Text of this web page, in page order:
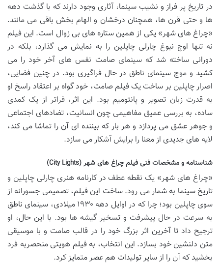
در تاریخ پر فراز و نشیب سینما، آثاری وجود دارند که با گذشت دهه
ها و حتی قرن ها، همچنان درخشان و الهام بخش باقی می مانند.
«چراغ های شهر» یکی از همین ستاره های بی زوال است. این فیلم
نه تنها اوج نبوغ چارلی چاپلین را به نمایش می گذارد، بلکه در
دورانی ساخته شد که سینمای صامت نفس های آخر خود را می
کشید و موج سینمای ناطق در حال فراگیری بود. در چنین فضایی،
اصرار چاپلین بر ساخت یک فیلم صامت، خود گواه بر اعتقاد راسخ او
به قدرت زبان تصویر و پانتومیم بود. این اثر، فراتر از یک کمدی
ساده، به بررسی عمیق مفاهیمی چون انسانیت، تضادهای اجتماعی
و جوهر عشق می پردازد و هر بار که بیننده ای آن را تماشا می کند،
لایه های جدیدی از معنا را برایش آشکار می سازد.
شناسنامه و مشخصات فنی فیلم چراغ های شهر (City Lights)
«چراغ های شهر» یک نقطه عطف در کارنامه هنری چارلی چاپلین و
تاریخ سینما به شمار می رود. ساخت این فیلم، تصمیمی جسورانه از
سوی چاپلین بود؛ چرا که در اوایل دهه ۱۹۳۰ میلادی، سینمای ناطق
به سرعت در حال پیشرفت و تسخیر گیشه ها بود. با این حال، او
ترجیح داد تا آخرین اثر بزرگ خود را در قالب صامت و با موسیقی
متن دلنشین خود بسازد. این انتخاب، به فیلم هویتی منحصربه فرد
بخشید که آن را از سایر تولیدات هم عصر متمایز کرد.